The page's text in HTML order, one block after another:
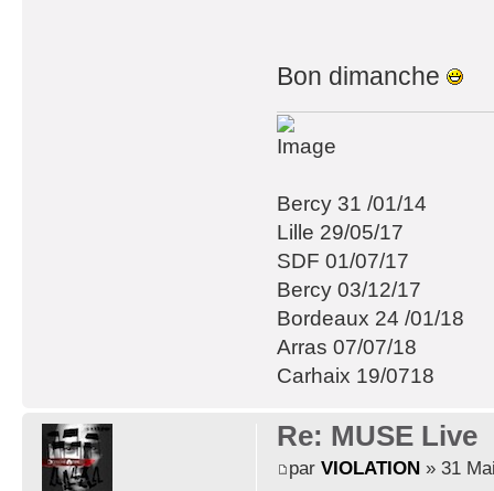
Bon dimanche
Bercy 31 /01/14
Lille 29/05/17
SDF 01/07/17
Bercy 03/12/17
Bordeaux 24 /01/18
Arras 07/07/18
Carhaix 19/0718
Re: MUSE Live
par VIOLATION» 31